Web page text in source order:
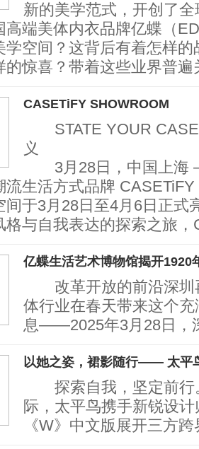
新的美学范式，开创了
高端美体内衣品牌亿蝶（
学空间？这背后有着怎样
的惊喜？带着这些业界普
CASETiFY SHOWROOM
STATE YOUR CASE
义
3月28日，中国上海
流生活方式品牌
间于3月28日至4月6日正式
格与自我表达的探索之旅，
亿蝶生活艺术博物馆揭开1920
改革开放的前沿深圳
体行业在春天带来这个
息——2025年3月28日，
以她之姿，裙影随行—— 太平
探索自我，坚定前行
际，太平鸟携手新锐设
《W》中文版展开三方